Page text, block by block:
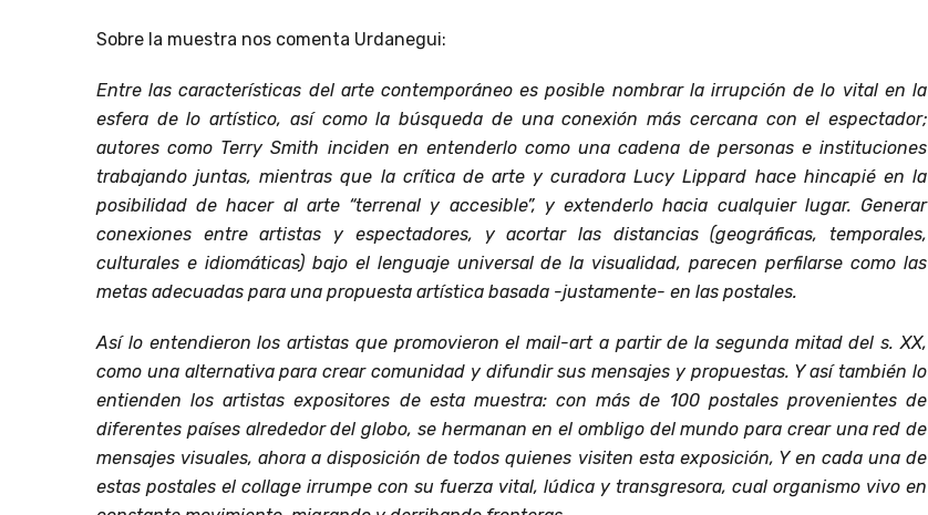
Sobre la muestra nos comenta Urdanegui:
Entre las características del arte contemporáneo es posible nombrar la irrupción de lo vital en la
esfera de lo artístico, así como la búsqueda de una conexión más cercana con el espectador;
autores como Terry Smith inciden en entenderlo como una cadena de personas e instituciones
trabajando juntas, mientras que la crítica de arte y curadora Lucy Lippard hace hincapié en la
posibilidad de hacer al arte “terrenal y accesible”, y extenderlo hacia cualquier lugar. Generar
conexiones entre artistas y espectadores, y acortar las distancias (geográficas, temporales,
culturales e idiomáticas) bajo el lenguaje universal de la visualidad, parecen perfilarse como las
metas adecuadas para una propuesta artística basada -justamente- en las postales.
Así lo entendieron los artistas que promovieron el mail-art a partir de la segunda mitad del s. XX,
como una alternativa para crear comunidad y difundir sus mensajes y propuestas. Y así también lo
entienden los artistas expositores de esta muestra: con más de 100 postales provenientes de
diferentes países alrededor del globo, se hermanan en el ombligo del mundo para crear una red de
mensajes visuales, ahora a disposición de todos quienes visiten esta exposición, Y en cada una de
estas postales el collage irrumpe con su fuerza vital, lúdica y transgresora, cual organismo vivo en